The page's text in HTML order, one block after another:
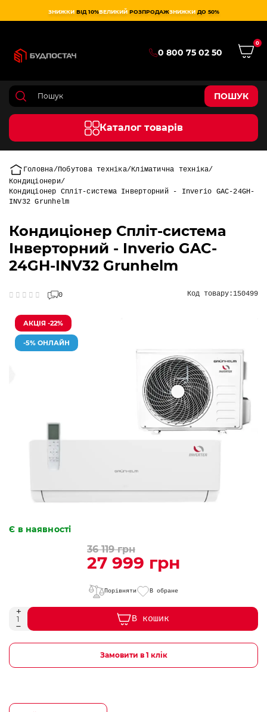
ЗНИЖКИ ВІД 10%ВЕЛИКИЙ РОЗПРОДАЖЗНИЖКИ ДО 50%
0 800 75 02 50
0
ПОШУК
Каталог товарів
Головна Побутова техніка Кліматична техніка
Кондиціонери
Кондиціонер Спліт-система Інверторний - Inverio GAC-24GH-
INV32 Grunhelm
Кондиціонер Спліт-система
Інверторний - Inverio GAC-
24GH-INV32 Grunhelm
0 Код товару:150499
АКЦІЯ -22%
-5% ОНЛАЙН
Є в наявності
36 119 грн
27 999 грн
Порівняти В обране
В кошик
Замовити в 1 клік